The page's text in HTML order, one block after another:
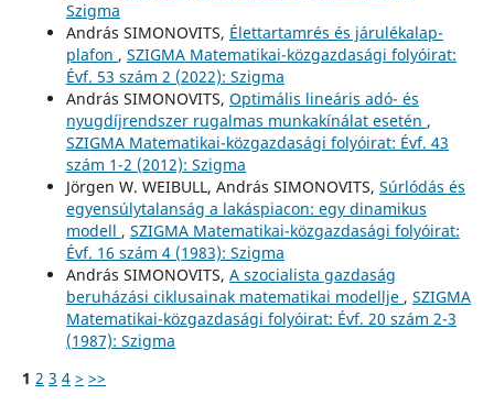
Szigma
András SIMONOVITS, Élettartamrés és járulékalap-
plafon , SZIGMA Matematikai-közgazdasági folyóirat:
Évf. 53 szám 2 (2022): Szigma
András SIMONOVITS, Optimális lineáris adó- és
nyugdíjrendszer rugalmas munkakínálat esetén ,
SZIGMA Matematikai-közgazdasági folyóirat: Évf. 43
szám 1-2 (2012): Szigma
Jörgen W. WEIBULL, András SIMONOVITS, Súrlódás és
egyensúlytalanság a lakáspiacon: egy dinamikus
modell , SZIGMA Matematikai-közgazdasági folyóirat:
Évf. 16 szám 4 (1983): Szigma
András SIMONOVITS, A szocialista gazdaság
beruházási ciklusainak matematikai modellje , SZIGMA
Matematikai-közgazdasági folyóirat: Évf. 20 szám 2-3
(1987): Szigma
1 2 3 4 > >>